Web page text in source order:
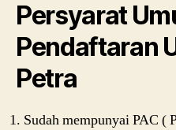
Persyarat
Pendaftaran
Petra
Sudah mempunyai PAC (